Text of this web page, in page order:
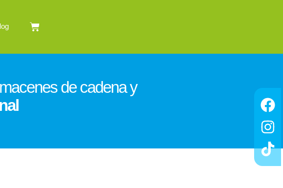
Cart
de cadena y